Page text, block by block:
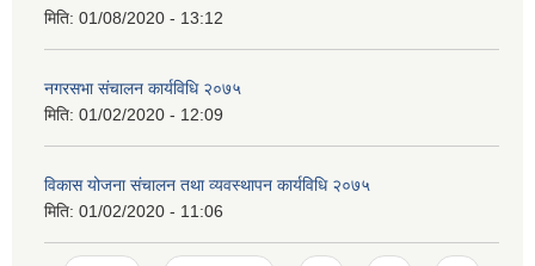
मिति: 01/08/2020 - 13:12
नगरसभा संचालन कार्यविधि २०७५
मिति: 01/02/2020 - 12:09
विकास योजना संचालन तथा व्यवस्थापन कार्यविधि २०७५
मिति: 01/02/2020 - 11:06